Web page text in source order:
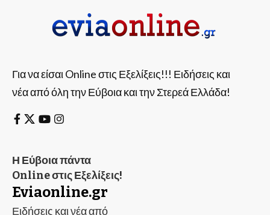
Για να είσαι Online στις Εξελίξεις!!! Ειδήσεις και
νέα από όλη την Εύβοια και την Στερεά Ελλάδα!
Η Εύβοια πάντα
Online στις Εξελίξεις!
Eviaonline.gr
Ειδήσεις και νέα από